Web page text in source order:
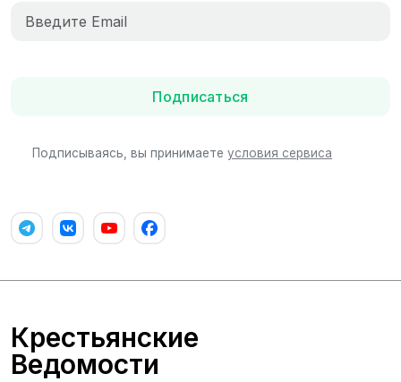
Подписаться
Подписываясь, вы принимаете условия сервиса
Крестьянские
Ведомости